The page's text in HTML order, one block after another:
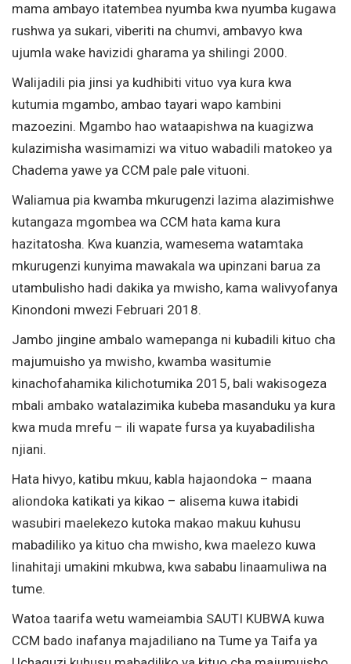
mama ambayo itatembea nyumba kwa nyumba kugawa
rushwa ya sukari, viberiti na chumvi, ambavyo kwa
ujumla wake havizidi gharama ya shilingi 2000.
Walijadili pia jinsi ya kudhibiti vituo vya kura kwa
kutumia mgambo, ambao tayari wapo kambini
mazoezini. Mgambo hao wataapishwa na kuagizwa
kulazimisha wasimamizi wa vituo wabadili matokeo ya
Chadema yawe ya CCM pale pale vituoni.
Waliamua pia kwamba mkurugenzi lazima alazimishwe
kutangaza mgombea wa CCM hata kama kura
hazitatosha. Kwa kuanzia, wamesema watamtaka
mkurugenzi kunyima mawakala wa upinzani barua za
utambulisho hadi dakika ya mwisho, kama walivyofanya
Kinondoni mwezi Februari 2018.
Jambo jingine ambalo wamepanga ni kubadili kituo cha
majumuisho ya mwisho, kwamba wasitumie
kinachofahamika kilichotumika 2015, bali wakisogeza
mbali ambako watalazimika kubeba masanduku ya kura
kwa muda mrefu – ili wapate fursa ya kuyabadilisha
njiani.
Hata hivyo, katibu mkuu, kabla hajaondoka – maana
aliondoka katikati ya kikao – alisema kuwa itabidi
wasubiri maelekezo kutoka makao makuu kuhusu
mabadiliko ya kituo cha mwisho, kwa maelezo kuwa
linahitaji umakini mkubwa, kwa sababu linaamuliwa na
tume.
Watoa taarifa wetu wameiambia SAUTI KUBWA kuwa
CCM bado inafanya majadiliano na Tume ya Taifa ya